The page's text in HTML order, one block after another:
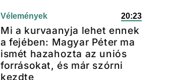
Vélemények 20:23
Mi a kurvaanyja lehet ennek
a fejében: Magyar Péter ma
ismét hazahozta az uniós
forrásokat, és már szórni
kezdte